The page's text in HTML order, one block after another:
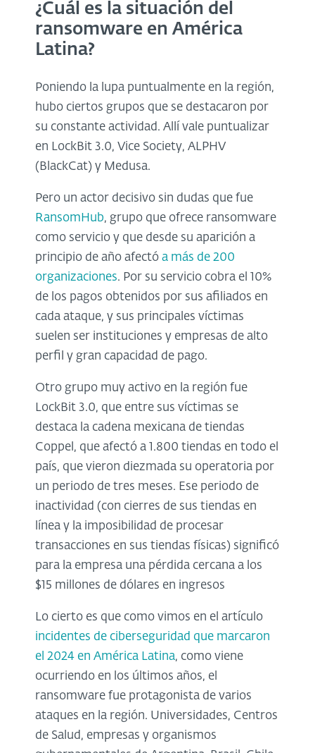
¿Cuál es la situación del
ransomware en América
Latina?
Poniendo la lupa puntualmente en la región,
hubo ciertos grupos que se destacaron por
su constante actividad. Allí vale puntualizar
en LockBit 3.0, Vice Society, ALPHV
(BlackCat) y Medusa.
Pero un actor decisivo sin dudas que fue
RansomHub, grupo que ofrece ransomware
como servicio y que desde su aparición a
principio de año afectó a más de 200
organizaciones. Por su servicio cobra el 10%
de los pagos obtenidos por sus afiliados en
cada ataque, y sus principales víctimas
suelen ser instituciones y empresas de alto
perfil y gran capacidad de pago.
Otro grupo muy activo en la región fue
LockBit 3.0, que entre sus víctimas se
destaca la cadena mexicana de tiendas
Coppel, que afectó a 1.800 tiendas en todo el
país, que vieron diezmada su operatoria por
un periodo de tres meses. Ese periodo de
inactividad (con cierres de sus tiendas en
línea y la imposibilidad de procesar
transacciones en sus tiendas físicas) significó
para la empresa una pérdida cercana a los
$15 millones de dólares en ingresos
Lo cierto es que como vimos en el artículo
incidentes de ciberseguridad que marcaron
el 2024 en América Latina, como viene
ocurriendo en los últimos años, el
ransomware fue protagonista de varios
ataques en la región. Universidades, Centros
de Salud, empresas y organismos